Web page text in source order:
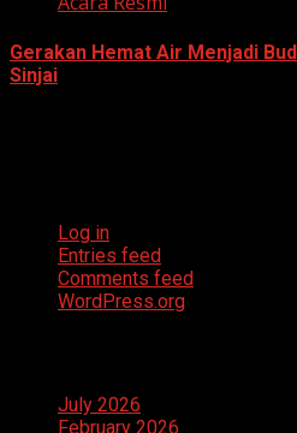
Gerakan Hemat Air Menjadi
Sinjai
Log in
Entries feed
Comments feed
WordPress.org
July 2026
February 2026